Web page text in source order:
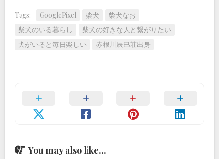
Tags: GooglePixel 柴犬
柴犬なお
柴犬のいる暮らし
柴犬の好きな人と繋がりたい
犬がいると毎日楽しい
赤根川辰巳荘出身
You may also like...